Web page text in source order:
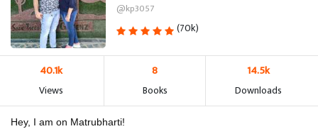
@kp3057
(70k)
40.1k
Views
8
Books
14.5k
Downloads
Hey, I am on Matrubharti!